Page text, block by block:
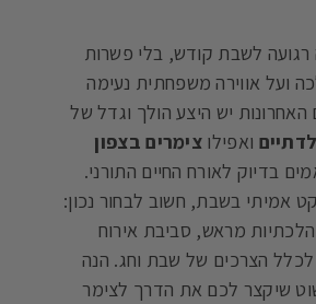
לשבת קודש, בלי פשרות
ועל אווירה משפחתית נעימה
יש היצע הולך וגדל של
ואפילו צימרים בצפון
בדיוק לאורח החיים התורני.
אמיתי בשבת, חשוב לבחור נכון:
מראש, סביבת אירוח
הצרכים של שבת וחג. הנה
שיקצר לכם את הדרך לצימר